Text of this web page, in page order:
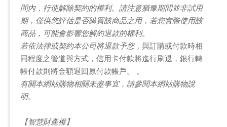
間內，行使解除契約的權利。請注意猶豫期間並非試用
期，僅供您評估是否購買該商品之用，若您實際使用該
商品，可能會影響您解約退款的權利。
若依法律或契約本公司將退款予您， 與訂購或付款時相
同程度之管道與方式，信用卡付款將進行刷退，銀行轉
帳付款則將金額退回原付款帳戶。
。
有關本網站購物相關未盡事宜，請參閱本網站購物說
明。
【智慧財產權】